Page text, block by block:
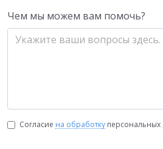
Чем мы можем вам помочь?
Согласие на обработку